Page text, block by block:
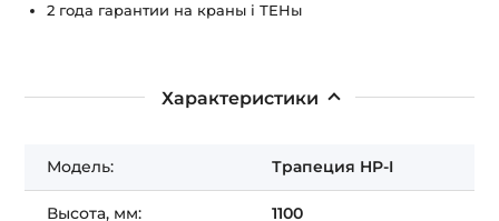
2 года гарантии на краны і ТЕНы
Характеристики
Модель: Трапеция HP-I
Высота, мм: 1100